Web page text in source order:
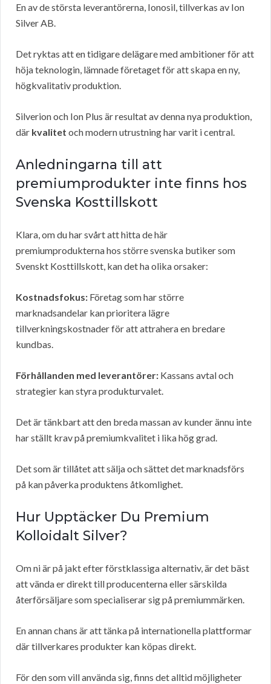
En av de största leverantörerna, Ionosil, tillverkas av Ion
Silver AB.
Det ryktas att en tidigare delägare med ambitioner för att
höja teknologin, lämnade företaget för att skapa en ny,
högkvalitativ produktion.
Silverion och Ion Plus är resultat av denna nya produktion,
där kvalitet och modern utrustning har varit i central.
Anledningarna till att
premiumprodukter inte finns hos
Svenska Kosttillskott
Klara, om du har svårt att hitta de här
premiumprodukterna hos större svenska butiker som
Svenskt Kosttillskott, kan det ha olika orsaker:
Kostnadsfokus: Företag som har större
marknadsandelar kan prioritera lägre
tillverkningskostnader för att attrahera en bredare
kundbas.
Förhållanden med leverantörer: Kassans avtal och
strategier kan styra produkturvalet.
Det är tänkbart att den breda massan av kunder ännu inte
har ställt krav på premiumkvalitet i lika hög grad.
Det som är tillåtet att sälja och sättet det marknadsförs
på kan påverka produktens åtkomlighet.
Hur Upptäcker Du Premium
Kolloidalt Silver?
Om ni är på jakt efter förstklassiga alternativ, är det bäst
att vända er direkt till producenterna eller särskilda
återförsäljare som specialiserar sig på premiummärken.
En annan chans är att tänka på internationella plattformar
där tillverkares produkter kan köpas direkt.
För den som vill använda sig, finns det alltid möjligheter